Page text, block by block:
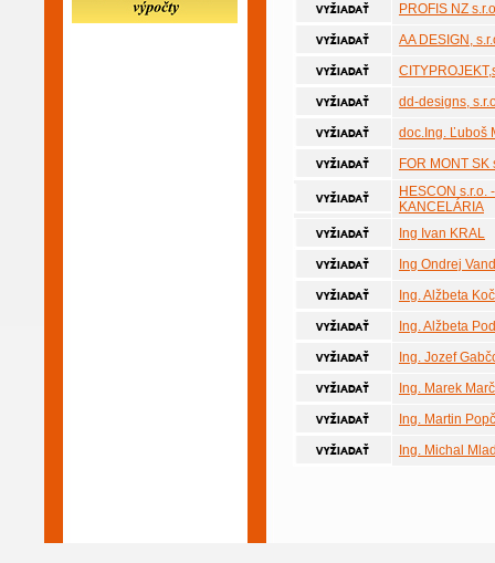
PROFIS NZ
AA DESIGN,
dd-designs,
doc.Ing. Ľuboš
FOR MONT SK
HESCON s.r.o.
KANCELÁRIA
Ing Ivan KRAL
Ing Ondrej
Ing. Alžbeta
Ing. Alžbeta
Ing. Jozef
Ing. Marek
Ing. Martin
Ing. Michal